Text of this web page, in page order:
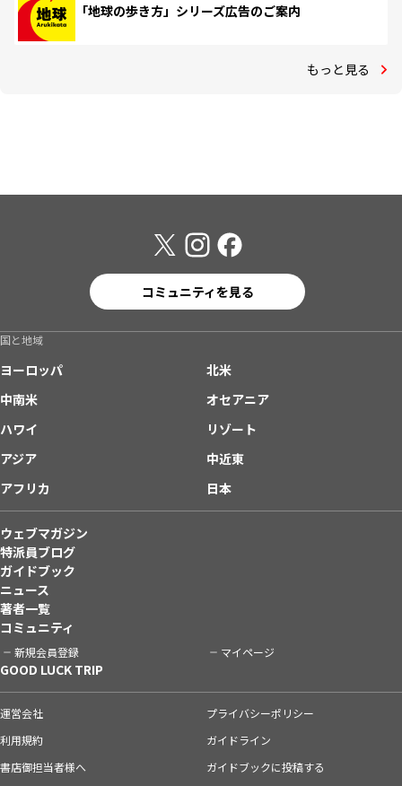
「地球の歩き方」シリーズ広告のご案内
もっと見る
コミュニティを見る
国と地域
ヨーロッパ
北米
中南米
オセアニア
ハワイ
リゾート
アジア
中近東
アフリカ
日本
ウェブマガジン
特派員ブログ
ガイドブック
ニュース
著者一覧
コミュニティ
新規会員登録 マイページ
GOOD LUCK TRIP
運営会社
プライバシーポリシー
利用規約
ガイドライン
書店御担当者様へ
ガイドブックに投稿する